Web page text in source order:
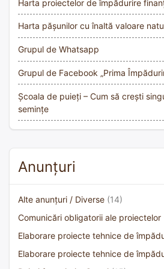
Harta proiectelor de împădurire
Harta pășunilor cu înaltă valoare
Grupul de Whatsapp
Grupul de Facebook „Prima
Școala de puieți – Cum să crești
semințe
Anunțuri
Alte anunțuri / Diverse (14)
Comunicări obligatorii ale proiectelor
Elaborare proiecte tehnice de
Elaborare proiecte tehnice de